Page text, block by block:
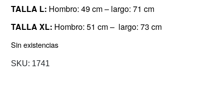
TALLA L: Hombro: 49 cm – largo: 71 cm
TALLA XL: Hombro: 51 cm – largo: 73 cm
Sin existencias
SKU: 1741